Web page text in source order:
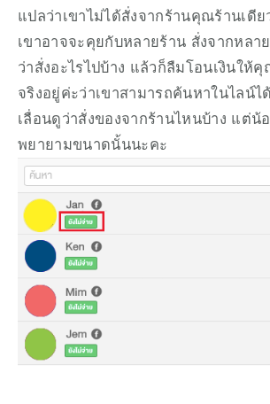
แปลว่าเขาไม่ได้สั่งจากร้านคุณร้านเดี
เขาอาจจะคุยกับหลายร้าน สั่งจากหล
ว่าสั่งอะไรไปบ้าง แล้วก็ลืมโอนเงินให้
จริงอยู่ค่ะว่าเขาสามารถค้นหาในไลน์ไ
เลื่อนดูว่าสั่งของจากร้านไหนบ้าง แต่
พยายามขนาดนั้นนะคะ